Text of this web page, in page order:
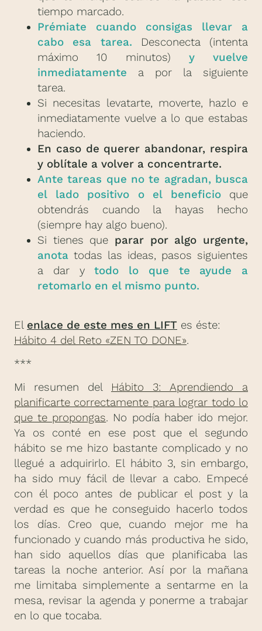
tiempo marcado.
Prémiate cuando consigas llevar a
cabo esa tarea. Desconecta (intenta
máximo 10 minutos) y vuelve
inmediatamente a por la siguiente
tarea.
Si necesitas levatarte, moverte, hazlo e
inmediatamente vuelve a lo que estabas
haciendo.
En caso de querer abandonar, respira
y oblítale a volver a concentrarte.
Ante tareas que no te agradan, busca
el lado positivo o el beneficioque
obtendrás cuando la hayas hecho
(siempre hay algo bueno).
Si tienes que parar por algo urgente,
anota todas las ideas, pasos siguientes
a dar ytodo lo que te ayude a
retomarlo en el mismo punto.
El enlace de este mes en LIFT es éste:
Hábito 4 del Reto «ZEN TO DONE».
***
Mi resumen del Hábito 3: Aprendiendo a
planificarte correctamente para lograr todo lo
que te propongas. No podía haber ido mejor.
Ya os conté en ese post que el segundo
hábito se me hizo bastante complicado y no
llegué a adquirirlo. El hábito 3, sin embargo,
ha sido muy fácil de llevar a cabo. Empecé
con él poco antes de publicar el post y la
verdad es que he conseguido hacerlo todos
los días. Creo que, cuando mejor me ha
funcionado y cuando más productiva he sido,
han sido aquellos días que planificaba las
tareas la noche anterior. Así por la mañana
me limitaba simplemente a sentarme en la
mesa, revisar la agenda y ponerme a trabajar
en lo que tocaba.